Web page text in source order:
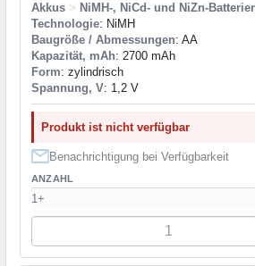
Akkus > NiMH-, NiCd- und NiZn-
Technologie: NiMH
Baugröße / Abmessungen: AA
Kapazität, mAh: 2700 mAh
Form: zylindrisch
Spannung, V: 1,2 V
Produkt ist nicht verfügbar
Benachrichtigung bei Verfügbarkeit
ANZAHL
1+